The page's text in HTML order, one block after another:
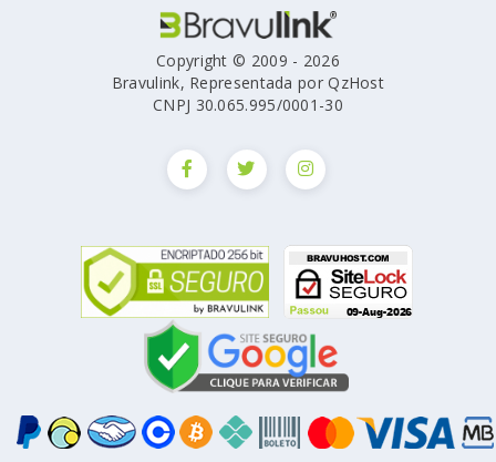
Copyright © 2009 - 2026
Bravulink, Representada por QzHost
CNPJ 30.065.995/0001-30